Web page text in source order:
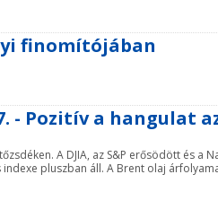
finomítójában
- Pozitív a hangulat
A DJIA, az S&P erősödött és a
pluszban áll. A Brent olaj